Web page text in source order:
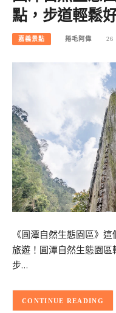
點，步道輕鬆
嘉義景點 捲毛阿偉 26
《圓潭自然生態園區》
旅遊！圓潭自然生態園區
步…
CONTINUE READING